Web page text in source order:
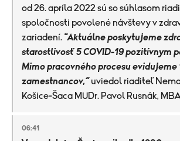
od 26. apríla 2022 sú so súhlasom
spoločnosti povolené návštevy v
zariadení. "Aktuálne poskytujeme
starostlivosť 5 COVID-19 pozitívnym
Mimo pracovného procesu evidujeme
zamestnancov,“ uviedol riaditeľ
Košice-Šaca MUDr. Pavol Rusnák,
06:41